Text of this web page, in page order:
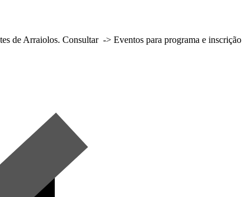
de Arraiolos. Consultar -> Eventos para programa e inscrição